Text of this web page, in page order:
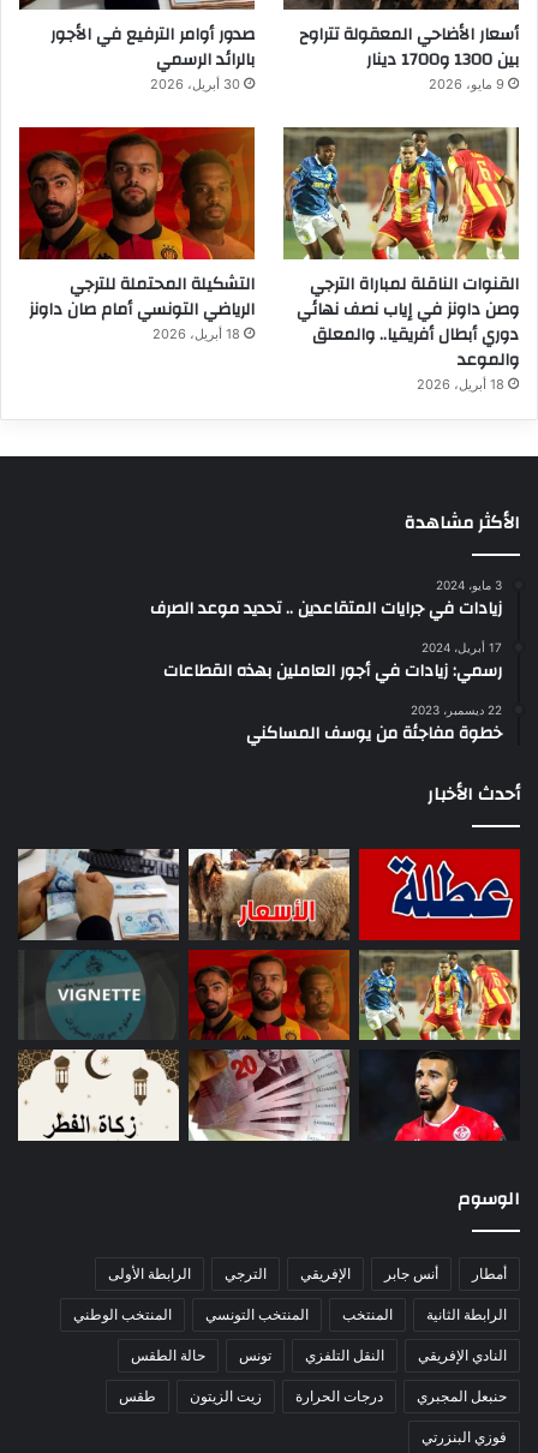
أسعار الأضاحي المعقولة تتراوح
بين 1300 و1700 دينار
9 مايو، 2026
صدور أوامر الترفيع في الأجور
بالرائد الرسمي
30 أبريل، 2026
القنوات الناقلة لمباراة الترجي
وصن داونز في إياب نصف نهائي
دوري أبطال أفريقيا.. والمعلق
والموعد
18 أبريل، 2026
التشكيلة المحتملة للترجي
الرياضي التونسي أمام صان داونز
18 أبريل، 2026
الأكثر مشاهدة
3 مايو، 2024
زيادات في جرايات المتقاعدين .. تحديد موعد الصرف
17 أبريل، 2024
رسمي: زيادات في أجور العاملين بهذه القطاعات
22 ديسمبر، 2023
خطوة مفاجئة من يوسف المساكني
أحدث الأخبار
الوسوم
أمطار أنس جابر الإفريقي الترجي الرابطة الأولى
الرابطة الثانية المنتخب المنتخب التونسي المنتخب الوطني
النادي الإفريقي النقل التلفزي تونس حالة الطقس
حنبعل المجبري درجات الحرارة زيت الزيتون طقس
فوزي البنزرتي